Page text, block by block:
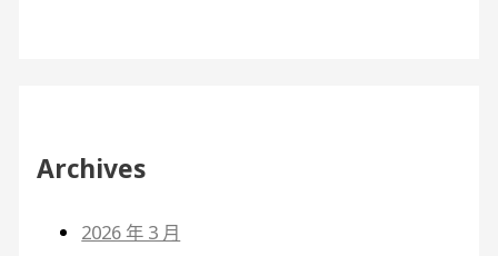
Archives
2026 年 3 月